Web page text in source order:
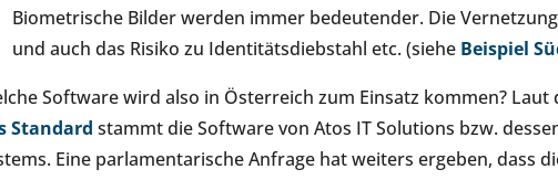
Biometrische Bilder werden immer bedeutender. Die
und auch das Risiko zu Identitätsdiebstahl etc. (siehe Beispiel
Software wird also in Österreich zum Einsatz kommen? Laut
Standard stammt die Software von Atos IT Solutions bzw.
Eine parlamentarische Anfrage hat weiters ergeben, dass